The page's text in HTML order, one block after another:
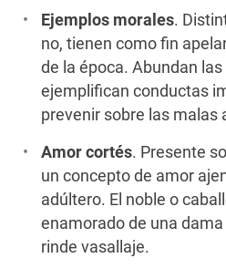
Ejemplos morales.
no, tienen como fin
de la época. Abundan
ejemplifican conductas
prevenir sobre las malas
Amor cortés. Presente
un concepto de amor
adúltero. El noble o
enamorado de una
rinde vasallaje.